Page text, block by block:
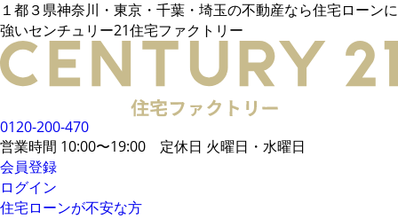
１都３県神奈川・東京・千葉・埼玉の不動産なら住宅ローンに
強いセンチュリー21住宅ファクトリー
0120-200-470
営業時間 10:00〜19:00 定休日 火曜日・水曜日
会員登録
ログイン
住宅ローンが不安な方
電話でご相談
メールでご相談
来店予約
LINEでお問い合わせ
お悩み例
その他借入がある場合
統計データ
借入事例
住宅ローンに強い
住宅ローン内緒話